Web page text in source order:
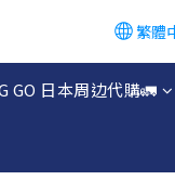
繁體
GO 日本周边代購🚛